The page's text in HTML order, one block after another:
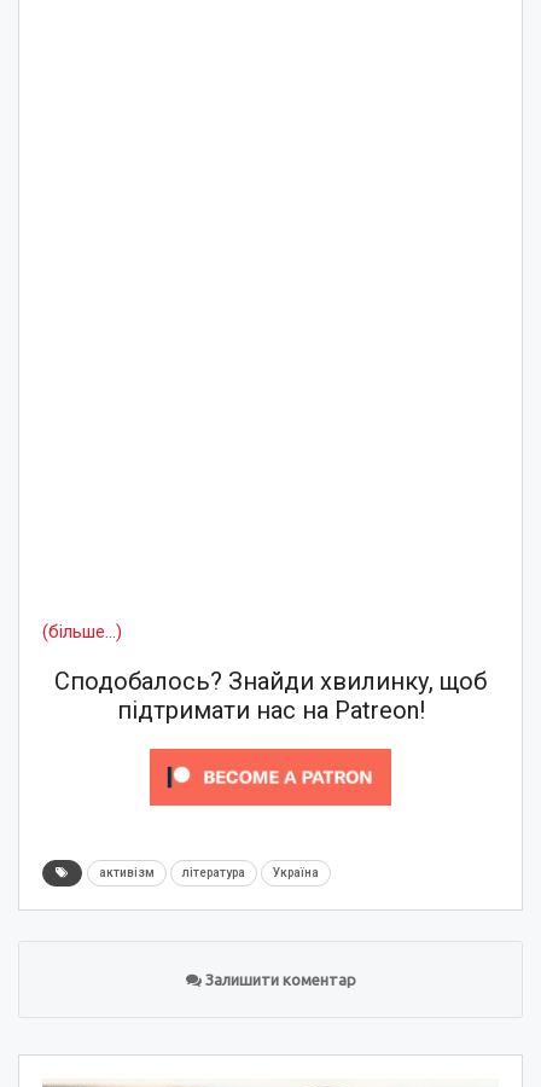
(більше…)
Сподобалось? Знайди хвилинку, щоб
підтримати нас на Patreon!
активізм література Україна
Залишити коментар